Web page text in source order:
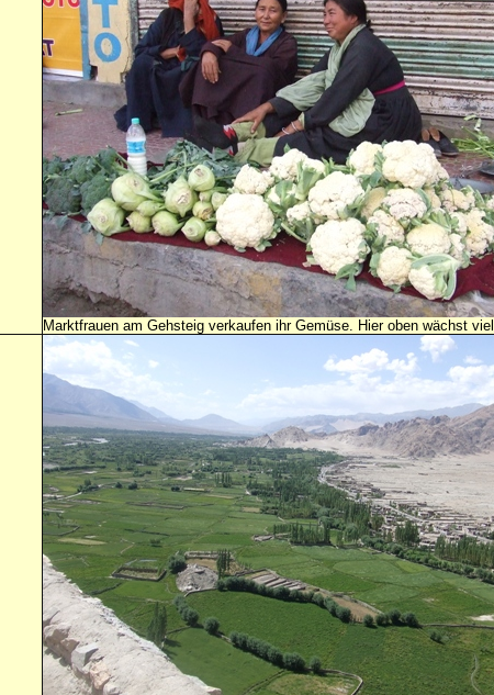
Marktfrauen am Gehsteig verkaufen ihr Gemüse. Hier oben wächst viel.